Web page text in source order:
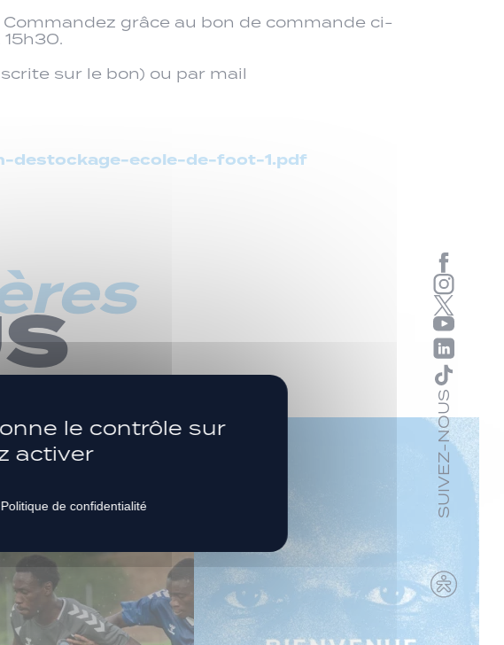
grâce au bon de commande ci-
sur le bon) ou par mail
ecole-de-foot-1.pdf
SUIVEZ-NOUS
le contrôle sur
activer
Politique de confidentialité